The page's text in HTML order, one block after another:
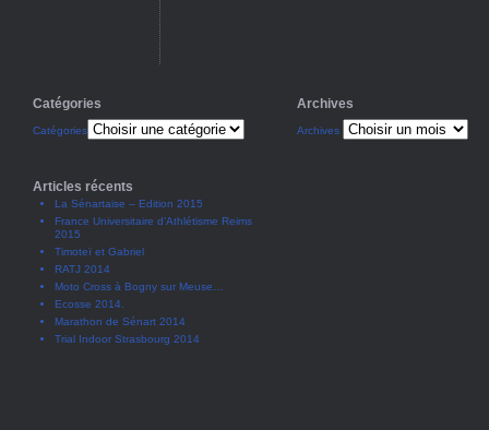
Catégories
Catégories
Articles récents
La Sénartaise – Edition 2015
France Universitaire d’Athlétisme Reims
2015
Timoteï et Gabriel
RATJ 2014
Moto Cross à Bogny sur Meuse…
Ecosse 2014.
Marathon de Sénart 2014
Trial Indoor Strasbourg 2014
Archives
Archives